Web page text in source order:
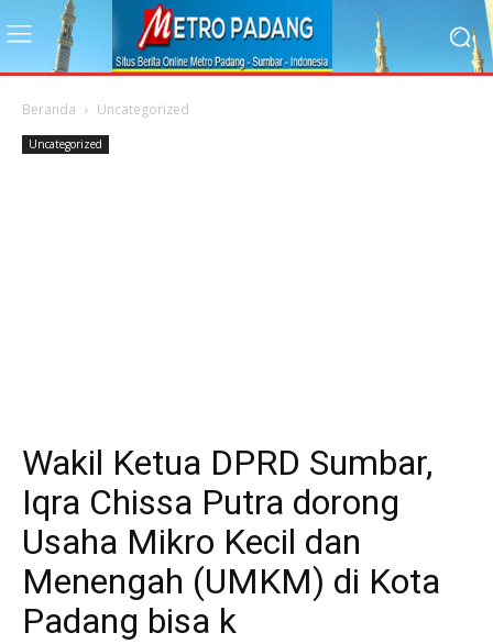
Beranda Uncategorized
Uncategorized
Wakil Ketua DPRD Sumbar,
Iqra Chissa Putra dorong
Usaha Mikro Kecil dan
Menengah (UMKM) di Kota
Padang bisa k